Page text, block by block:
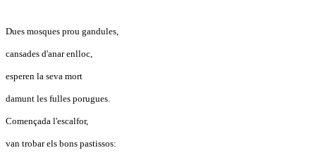
Dues mosques prou gandules,
cansades d'anar enlloc,
esperen la seva mort
damunt les fulles porugues.
Començada l'escalfor,
van trobar els bons pastissos: